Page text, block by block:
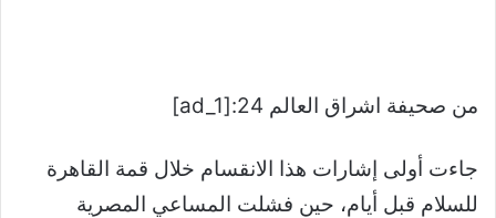
من صحيفة اشراق العالم 24:[ad_1]
جاءت أولى إشارات هذا الانقسام خلال قمة القاهرة
للسلام قبل أيام، حين فشلت المساعي المصرية